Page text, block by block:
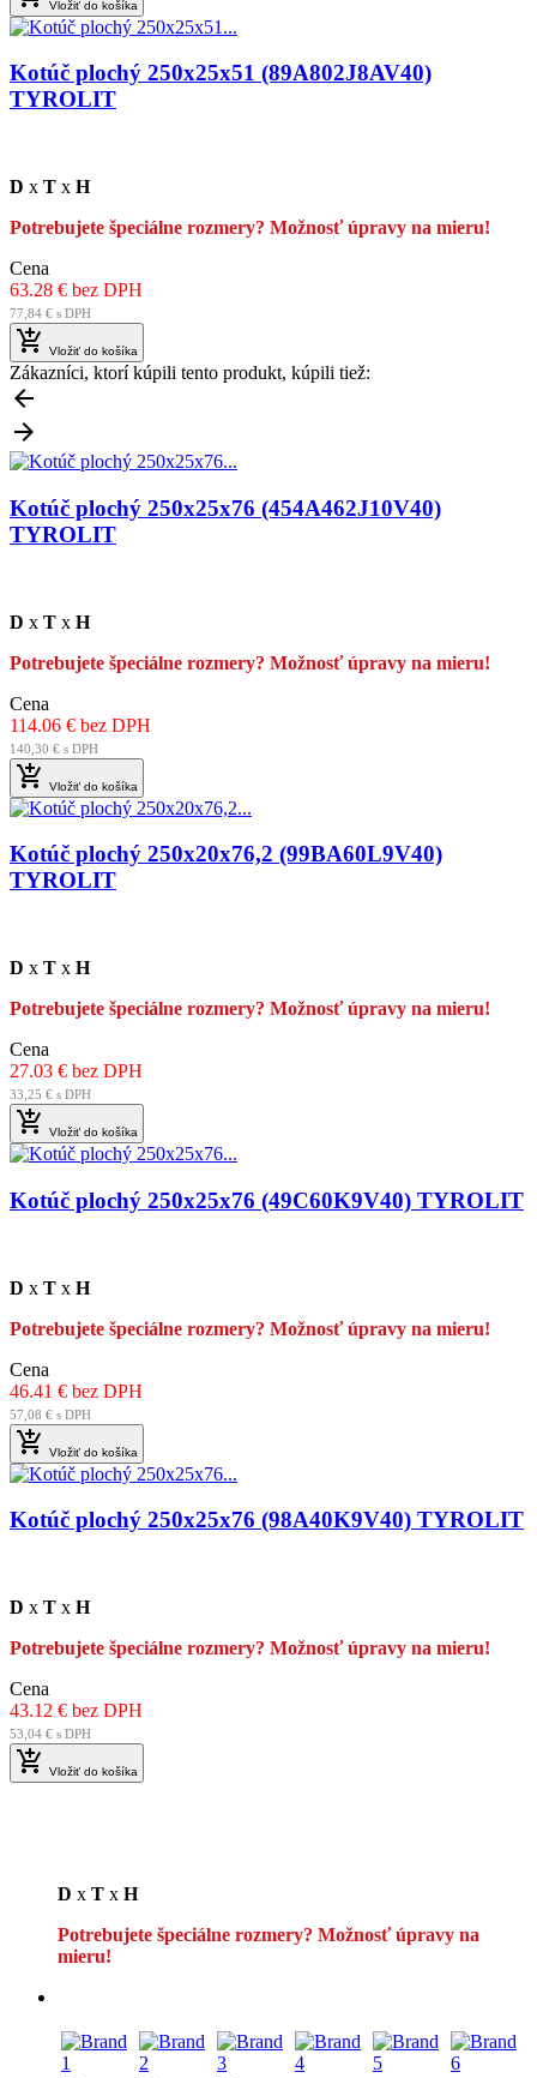
Vložiť do košíka
Kotúč plochý 250x25x51 (89A802J8AV40)
TYROLIT
D x T x H
Potrebujete špeciálne rozmery? Možnosť úpravy na mieru!
Cena
63.28 € bez DPH
77,84 € s DPH
 Vložiť do košíka
Zákazníci, ktorí kúpili tento produkt, kúpili tiež:


Kotúč plochý 250x25x76 (454A462J10V40)
TYROLIT
D x T x H
Potrebujete špeciálne rozmery? Možnosť úpravy na mieru!
Cena
114.06 € bez DPH
140,30 € s DPH
 Vložiť do košíka
Kotúč plochý 250x20x76,2 (99BA60L9V40)
TYROLIT
D x T x H
Potrebujete špeciálne rozmery? Možnosť úpravy na mieru!
Cena
27.03 € bez DPH
33,25 € s DPH
 Vložiť do košíka
Kotúč plochý 250x25x76 (49C60K9V40) TYROLIT
D x T x H
Potrebujete špeciálne rozmery? Možnosť úpravy na mieru!
Cena
46.41 € bez DPH
57,08 € s DPH
 Vložiť do košíka
Kotúč plochý 250x25x76 (98A40K9V40) TYROLIT
D x T x H
Potrebujete špeciálne rozmery? Možnosť úpravy na mieru!
Cena
43.12 € bez DPH
53,04 € s DPH
 Vložiť do košíka
D x T x H
Potrebujete špeciálne rozmery? Možnosť úpravy na
mieru!